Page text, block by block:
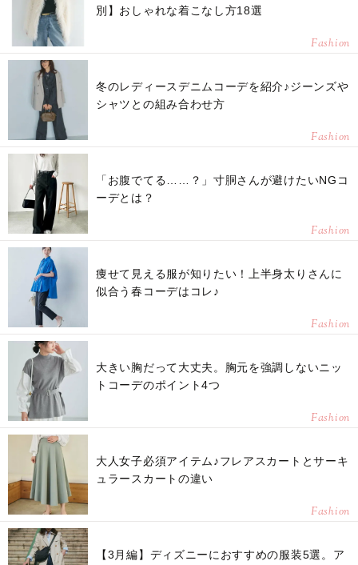
別】おしゃれな着こなし方18選
Fashion
冬のレディースデニムコーデを紹介♪ジーンズや
シャツとの組み合わせ方
Fashion
「お腹でてる……？」寸胴さんが避けたいNGコ
ーデとは？
Fashion
痩せて見える服が知りたい！上半身太りさんに
似合う春コーデはコレ♪
Fashion
大きい胸だって大丈夫。胸元を強調しないニッ
トコーデのポイント4つ
Fashion
大人女子必須アイテム♪フレアスカートとサーキ
ュラースカートの違い
Fashion
【3月編】ディズニーにおすすめの服装5選。ア